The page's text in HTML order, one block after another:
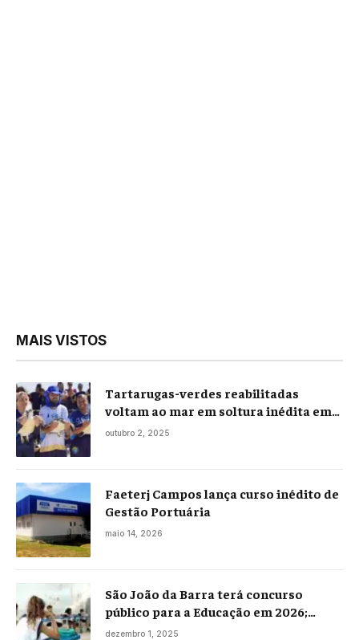
MAIS VISTOS
Tartarugas-verdes reabilitadas
voltam ao mar em soltura inédita em
Praia Seca
outubro 2, 2025
Faeterj Campos lança curso inédito de
Gestão Portuária
maio 14, 2026
São João da Barra terá concurso
público para a Educação em 2026;
projeto já está na Câmara
dezembro 1, 2025